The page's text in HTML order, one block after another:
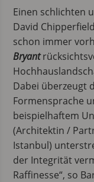
Einen schlichten
David
schon immer
Bryant
Dabei überzeugt
Formensprache
beispielhaftem
(Architektin /
Istanbul)
der Integrität
Raffinesse“, so